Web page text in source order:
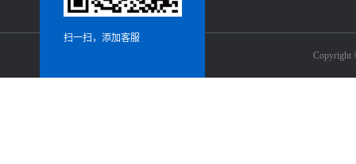
扫一扫，添加客服
Copyright